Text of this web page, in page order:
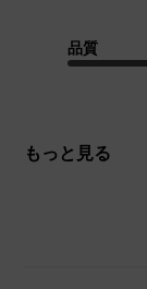
品質
もっと見る